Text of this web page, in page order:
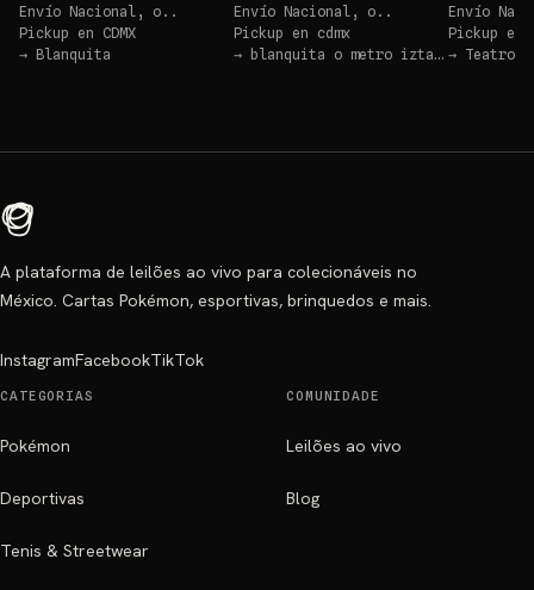
Envío Nacional, o..
Pickup en CDMX
→ Blanquita
Envío Nacional, o..
Pickup en cdmx
→ blanquita o metro iztacalco
Envío
Pickup en
→ Teatro
A plataforma de leilões ao vivo para colecionáveis no
México. Cartas Pokémon, esportivas, brinquedos e mais.
InstagramFacebookTikTok
CATEGORIAS
Pokémon
Deportivas
Tenis & Streetwear
COMUNIDADE
Leilões ao vivo
Blog